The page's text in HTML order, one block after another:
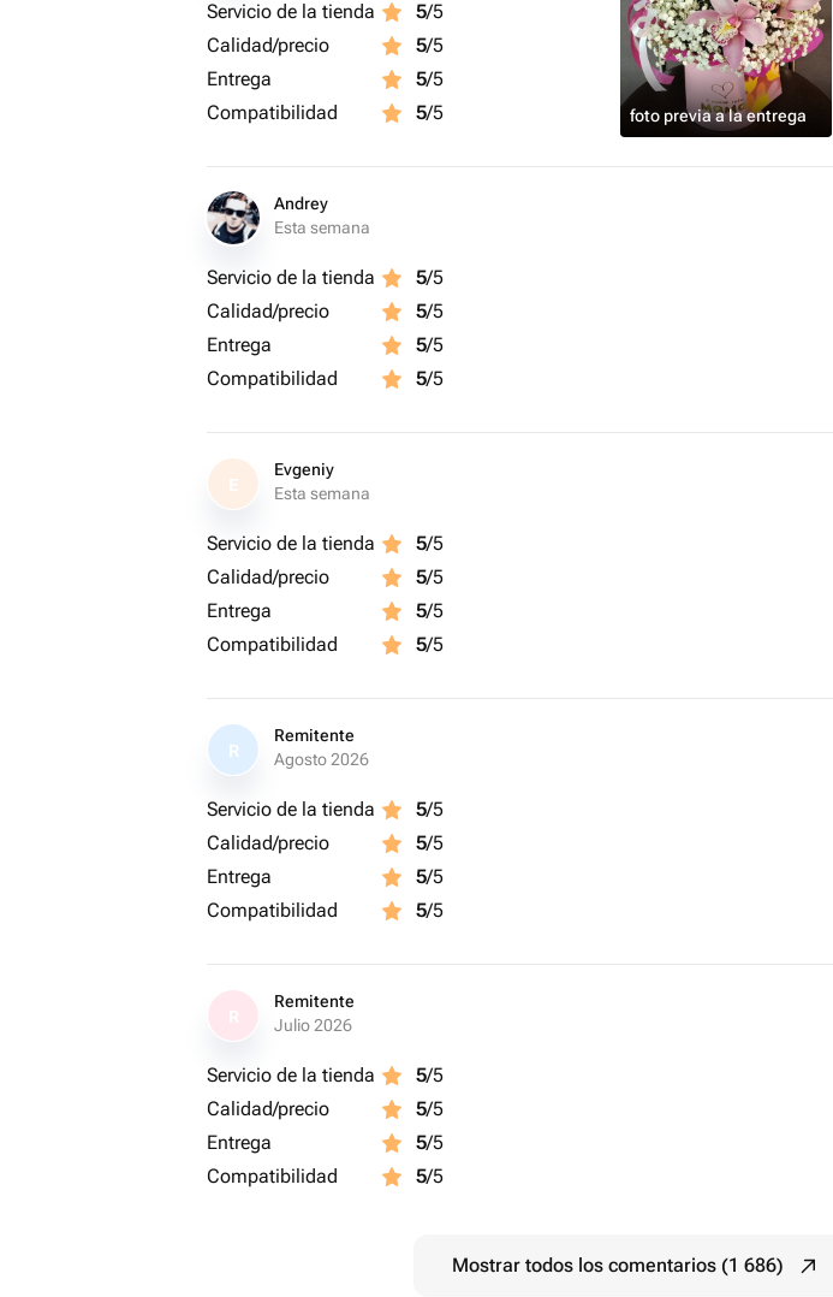
🌿Наши букеты и композиции подходят на любое торжество: день
рождение, юбилей, признание в любви , для мамы и просто так-чтобы
поднять настроение и пожелать хорошего дня
Servicio de la tienda 5/5
Calidad/precio
5/5
Entrega
5/5
Compatibilidad
5/5 foto previa a la entrega
Andrey
Esta semana
Servicio de la tienda 5/5
Calidad/precio
5/5
Entrega
5/5
Compatibilidad
5/5
E
Evgeniy
Esta semana
Servicio de la tienda 5/5
Calidad/precio
5/5
Entrega
5/5
Compatibilidad
5/5
R
Remitente
Agosto 2026
Servicio de la tienda 5/5
Calidad/precio
5/5
Entrega
5/5
Compatibilidad
5/5
Remitente
Julio 2026
Servicio de la tienda 5/5
Calidad/precio
5/5
Entrega
5/5
Compatibilidad
5/5
Mostrar todos los comentarios (1 686)